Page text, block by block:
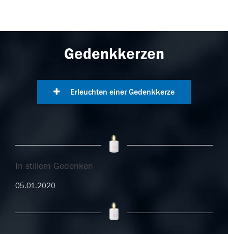
Gedenkkerzen
Erleuchten einer Gedenkkerze
In stillem Gedenken
05.01.2020